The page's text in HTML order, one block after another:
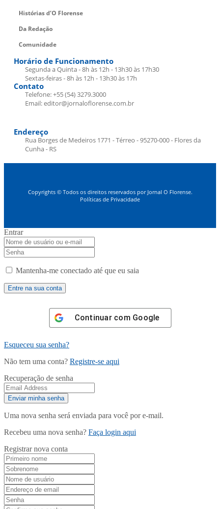
Histórias d’O Florense
Da Redação
Comunidade
Horário de Funcionamento
Segunda a Quinta - 8h às 12h - 13h30 às 17h30
Sextas-feiras - 8h às 12h - 13h30 às 17h
Contato
Telefone: +55 (54) 3279.3000
Email: editor@jornaloflorense.com.br
Endereço
Rua Borges de Medeiros 1771 - Térreo - 95270-000 - Flores da
Cunha - RS
Copyrights © Todos os direitos reservados por Jornal O Florense.
Políticas de Privacidade
Entrar
Mantenha-me conectado até que eu saia
Continuar com Google
Esqueceu sua senha?
Não tem uma conta? Registre-se aqui
Recuperação de senha
Uma nova senha será enviada para você por e-mail.
Recebeu uma nova senha? Faça login aqui
Registrar nova conta